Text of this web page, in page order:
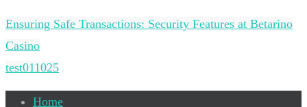
Ensuring Safe Transactions: Security Features at Betarino
Casino
test011025
Home